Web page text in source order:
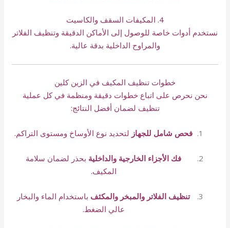
4. المكيفات السقف والكاسيت
نستخدم أدوات خاصة للوصول إلى الأماكن الدقيقة وتنظيف الفلاتر
والمراوح الداخلية بدقة عالية.
خطوات تنظيف المكيف في الزين كلين
نحن نحرص على اتباع خطوات دقيقة ومنظمة في كل عملية
تنظيف لضمان أفضل النتائج:
فحص شامل للجهاز لتحديد نوع الأوساخ ومستوى التراكم.
فك الأجزاء الخارجية والداخلية بحذر لضمان سلامة
المكيف.
تنظيف الفلاتر والمبخر والمكثف باستخدام الماء والبخار
عالي الضغط.